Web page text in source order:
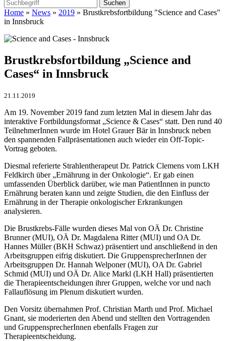
Home » News » 2019 » Brustkrebsfortbildung "Science and Cases"
in Innsbruck
Brustkrebsfortbildung „Science and
Cases“ in Innsbruck
21.11.2019
Am 19. November 2019 fand zum letzten Mal in diesem Jahr das
interaktive Fortbildungsformat „Science & Cases“ statt. Den rund 40
TeilnehmerInnen wurde im Hotel Grauer Bär in Innsbruck neben
den spannenden Fallpräsentationen auch wieder ein Off-Topic-
Vortrag geboten.
Diesmal referierte Strahlentherapeut Dr. Patrick Clemens vom LKH
Feldkirch über „Ernährung in der Onkologie“. Er gab einen
umfassenden Überblick darüber, wie man PatientInnen in puncto
Ernährung beraten kann und zeigte Studien, die den Einfluss der
Ernährung in der Therapie onkologischer Erkrankungen
analysieren.
Die Brustkrebs-Fälle wurden dieses Mal von OÄ Dr. Christine
Brunner (MUI), OÄ Dr. Magdalena Ritter (MUI) und OA Dr.
Hannes Müller (BKH Schwaz) präsentiert und anschließend in den
Arbeitsgruppen eifrig diskutiert. Die GruppensprecherInnen der
Arbeitsgruppen Dr. Hannah Welponer (MUI), OA Dr. Gabriel
Schmid (MUI) und OÄ Dr. Alice Markl (LKH Hall) präsentierten
die Therapieentscheidungen ihrer Gruppen, welche vor und nach
Fallauflösung im Plenum diskutiert wurden.
Den Vorsitz übernahmen Prof. Christian Marth und Prof. Michael
Gnant, sie moderierten den Abend und stellten den Vortragenden
und GruppensprecherInnen ebenfalls Fragen zur
Therapieentscheidung.